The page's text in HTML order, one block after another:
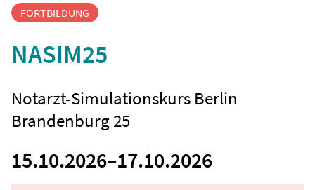
FORTBILDUNG
NASIM25
Notarzt-Simulationskurs Berlin
Brandenburg 25
15.10.2026–17.10.2026